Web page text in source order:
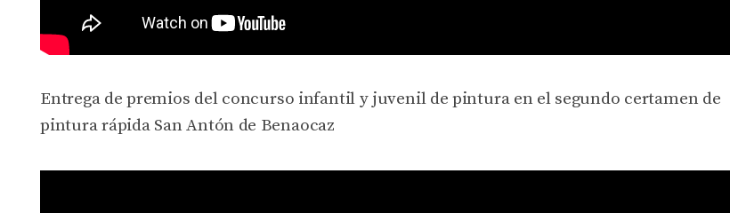
Entrega de premios del concurso infantil y juvenil de pintura en el segundo certamen de
pintura rápida San Antón de Benaocaz